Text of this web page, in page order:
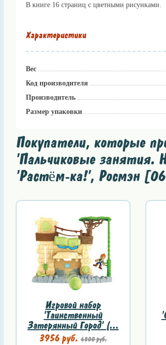
В книге 16 страниц с цветными рисунками.
Характеристики
Вес
Код производителя
Производитель
Размер упаковки
Покупатели, которые
'Пальчиковые занятия.
'Растём-ка!', Росмэн
Игровой набор
'Таинственный
Затерянный Город' (...
3956 руб.6800 руб.